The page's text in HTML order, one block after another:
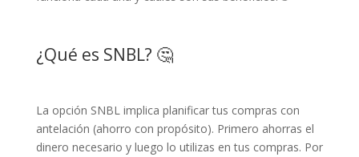
¿Qué es SNBL? 🤔
La opción SNBL implica planificar tus compras con
antelación (ahorro con propósito). Primero ahorras el
dinero necesario y luego lo utilizas en tus compras. Por